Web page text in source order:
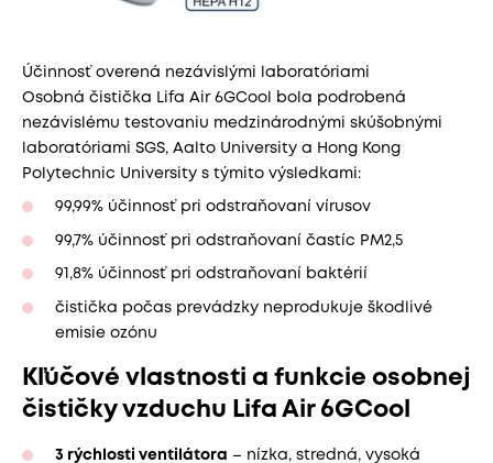
Účinnosť overená nezávislými laboratóriami
Osobná čistička Lifa Air 6GCool bola podrobená
nezávislému testovaniu medzinárodnými skúšobnými
laboratóriami SGS, Aalto University a Hong Kong
Polytechnic University s týmito výsledkami:
99,99% účinnosť pri odstraňovaní vírusov
99,7% účinnosť pri odstraňovaní častíc PM2,5
91,8% účinnosť pri odstraňovaní baktérií
čistička počas prevádzky neprodukuje škodlivé
emisie ozónu
Kľúčové vlastnosti a funkcie osobnej
čističky vzduchu Lifa Air 6GCool
3 rýchlosti ventilátora – nízka, stredná, vysoká